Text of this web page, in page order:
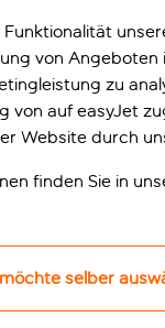
von
zu
von auf easyJet
Website durch
finden Sie in
selber